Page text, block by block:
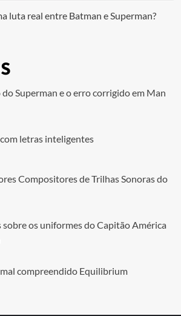
luta real entre Batman e Superman?
Superman e o erro corrigido em Man
letras inteligentes
Compositores de Trilhas Sonoras do
sobre os uniformes do Capitão América
compreendido Equilibrium